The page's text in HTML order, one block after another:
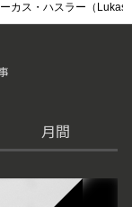
カス・ハスラー（Lukas
月間